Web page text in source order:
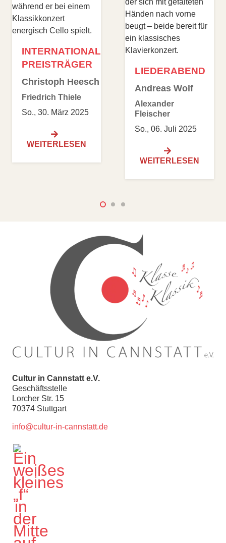
INTERNATIONALE
PREISTRÄGER
Christoph Heesch
Friedrich Thiele
So., 30. März 2025
WEITERLESEN
LIEDERABEND
Andreas Wolf
Alexander
Fleischer
So., 06. Juli 2025
WEITERLESEN
Cultur in Cannstatt e.V.
Geschäftsstelle
Lorcher Str. 15
70374 Stuttgart
info@cultur-in-cannstatt.de